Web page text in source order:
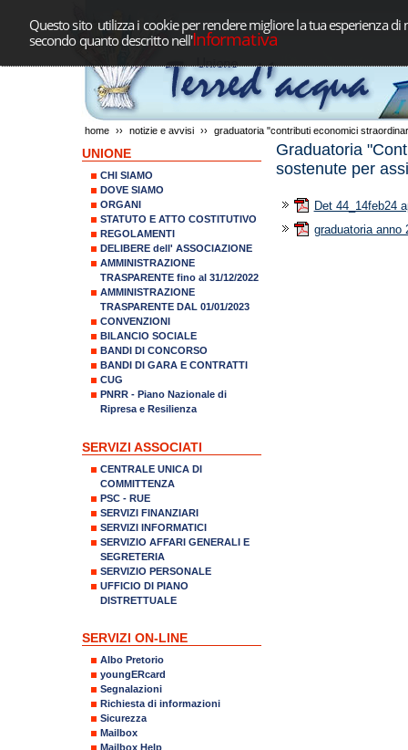
Questo sito utilizza i cookie per rendere migliore la tua esperienza
secondo quanto descritto nell'Informativa
home ›› notizie e avvisi ›› graduatoria "contributi economici
UNIONE
CHI SIAMO
DOVE SIAMO
ORGANI
STATUTO E ATTO COSTITUTIVO
REGOLAMENTI
DELIBERE dell' ASSOCIAZIONE
AMMINISTRAZIONE
TRASPARENTE fino al 31/12/2022
AMMINISTRAZIONE
TRASPARENTE DAL 01/01/2023
CONVENZIONI
BILANCIO SOCIALE
BANDI DI CONCORSO
BANDI DI GARA E CONTRATTI
CUG
PNRR - Piano Nazionale di
Ripresa e Resilienza
SERVIZI ASSOCIATI
CENTRALE UNICA DI
COMMITTENZA
PSC - RUE
SERVIZI FINANZIARI
SERVIZI INFORMATICI
SERVIZIO AFFARI GENERALI E
SEGRETERIA
SERVIZIO PERSONALE
UFFICIO DI PIANO
DISTRETTUALE
SERVIZI ON-LINE
Albo Pretorio
youngERcard
Segnalazioni
Richiesta di informazioni
Sicurezza
Mailbox
Mailbox Help
Graduatoria
sostenute per
Det 44_14feb24
graduatoria anno